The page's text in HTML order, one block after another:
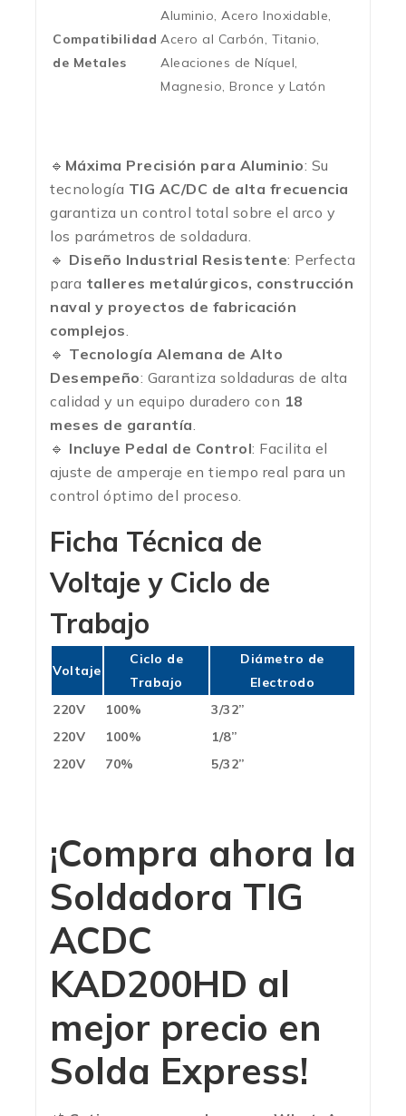
Compatibilidad
de Metales
Aluminio, Acero Inoxidable,
Acero al Carbón, Titanio,
Aleaciones de Níquel,
Magnesio, Bronce y Latón
🔹 Máxima Precisión para Aluminio: Su
tecnología TIG AC/DC de alta frecuencia
garantiza un control total sobre el arco y
los parámetros de soldadura.
🔹 Diseño Industrial Resistente: Perfecta
para talleres metalúrgicos, construcción
naval y proyectos de fabricación
complejos
🔹 Tecnología Alemana de Alto
Desempeño: Garantiza soldaduras de alta
calidad y un equipo duradero con 18
meses de garantía
🔹 Incluye Pedal de Control: Facilita el
ajuste de amperaje en tiempo real para un
control óptimo del proceso.
Ficha Técnica de
Voltaje y Ciclo de
Trabajo
Voltaje
Ciclo de
Trabajo
Diámetro de
Electrodo
220V
100%
3/32”
220V
100%
1/8”
220V
70% 5/32”
¡Compra ahora la
Soldadora TIG
ACDC
KAD200HD al
mejor precio en
Solda Express!